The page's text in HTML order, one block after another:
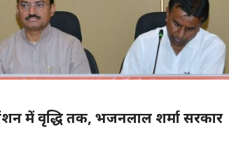
पेंशन में वृद्धि तक, भजनलाल शर्मा सरकार